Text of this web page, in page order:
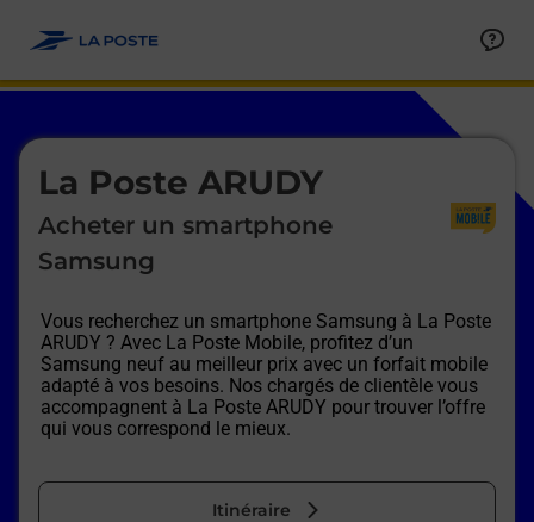
La Poste ARUDY
Acheter un smartphone
Samsung
Vous recherchez un smartphone Samsung à La Poste
ARUDY ? Avec La Poste Mobile, profitez d’un
Samsung neuf au meilleur prix avec un forfait mobile
adapté à vos besoins. Nos chargés de clientèle vous
accompagnent à La Poste ARUDY pour trouver l’offre
qui vous correspond le mieux.
Itinéraire
Le lien s'ouvre dans un nouvel onglet